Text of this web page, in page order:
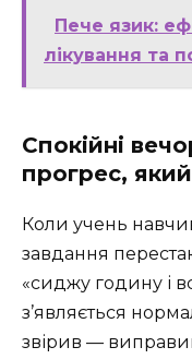
Пече язик:
лікування та
Спокійні
прогрес,
Коли учень
завдання
«сиджу годину і
з’являється
звірив —